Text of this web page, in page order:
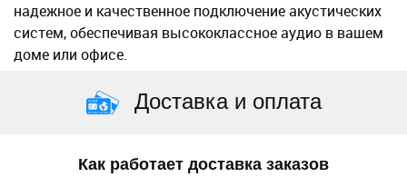
надежное и качественное подключение акустических
систем, обеспечивая высококлассное аудио в вашем
доме или офисе.
Доставка и оплата
Как работает доставка заказов